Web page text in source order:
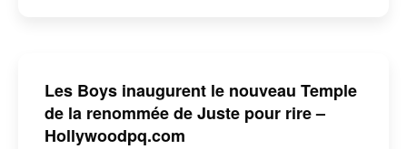
Les Boys inaugurent le nouveau Temple
de la renommée de Juste pour rire –
Hollywoodpq.com